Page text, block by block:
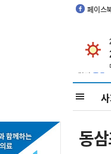
페이스
동